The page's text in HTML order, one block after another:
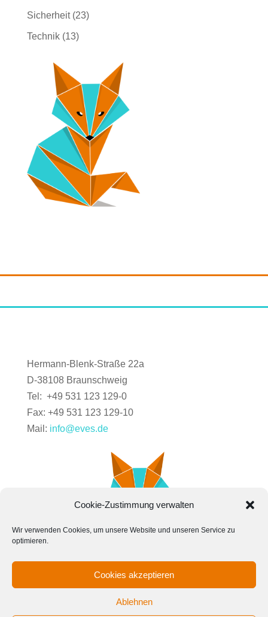
Cookie-Zustimmung verwalten
Wir verwenden Cookies, um unsere Website und unseren Service zu
optimieren.
Cookies akzeptieren
Ablehnen
Sicherheit(23)
Technik(13)
Hermann-Blenk-Straße 22a
D-38108 Braunschweig
Tel: +49 531 123 129-0
Fax: +49 531 123 129-10
Mail: info@eves.de
Kontakt News Karriere Impressum
Cookie